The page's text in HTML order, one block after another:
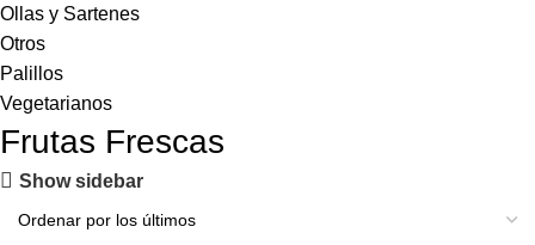
Ollas y Sartenes
Otros
Palillos
Vegetarianos
Frutas Frescas
Show sidebar